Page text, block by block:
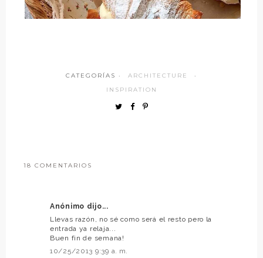
CATEGORÍAS · ARCHITECTURE
·
INSPIRATION
18 COMENTARIOS
Anónimo dijo...
Llevas razón, no sé como será el resto pero la
entrada ya relaja...
Buen fin de semana!
10/25/2013 9:39 a. m.